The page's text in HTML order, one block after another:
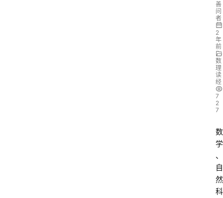
善
问
者
2
年
前
数
理
读
经
7
2
7
数
学
、
自
然
科